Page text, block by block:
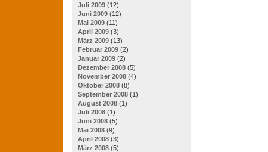
Juli 2009 (12)
Juni 2009 (12)
Mai 2009 (11)
April 2009 (3)
März 2009 (13)
Februar 2009 (2)
Januar 2009 (2)
Dezember 2008 (5)
November 2008 (4)
Oktober 2008 (8)
September 2008 (1)
August 2008 (1)
Juli 2008 (1)
Juni 2008 (5)
Mai 2008 (9)
April 2008 (3)
März 2008 (5)